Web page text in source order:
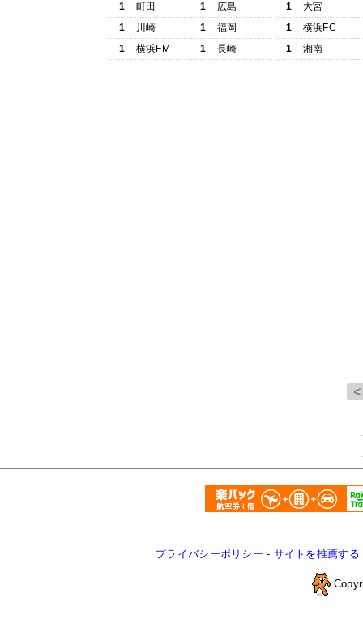
1
町田 1
広島
1
川崎 1
福岡
1
横浜FM 1 長崎
1
大宮
1
横浜FC
1
湘南
プライバシーポリシー - サイトを推薦する